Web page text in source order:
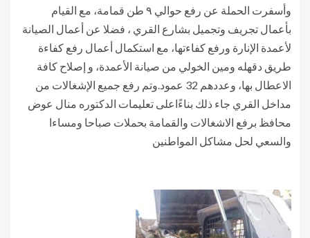
وأسفرت الحملة عن رفع حوالي ٩ طن قمامة، مع القيام
بأعمال تجريف وتجميل بشارع القري ، فضلا عن أعمال الصيانة
لأعمدة الإنارة ورفع كفاءتها، مع استكمال أعمال رفع كفاءة
طريق دقهله ومين الخولي من صيانة الأعمدة، و إصلاح كافة
الاعطال بها، وعددهم 32 عمود.وتم رفع جميع الإشغالات من
مداخل القري جاء ذلك بناءًاعلى تعليمات الدكتوره منال عوض
محافظ برفع الاشغالات والقمامة بحملات صباحا ومساءا
والسعي لحل مشاكل المواطنين